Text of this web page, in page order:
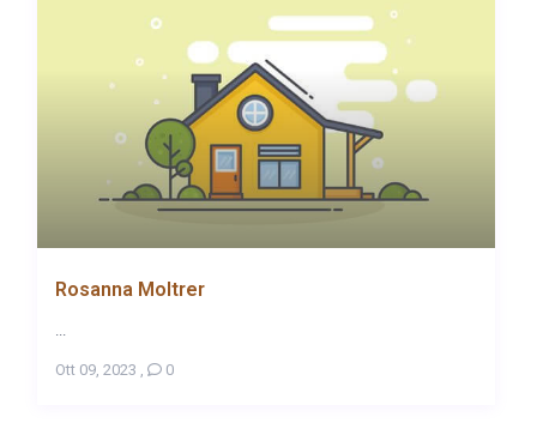
Rosanna Moltrer
Ott 09, 2023 0